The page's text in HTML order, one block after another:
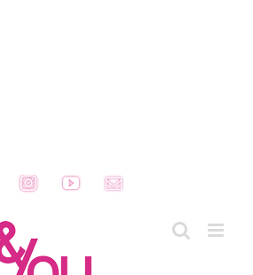
FacebookInstagramYouTubeEmail